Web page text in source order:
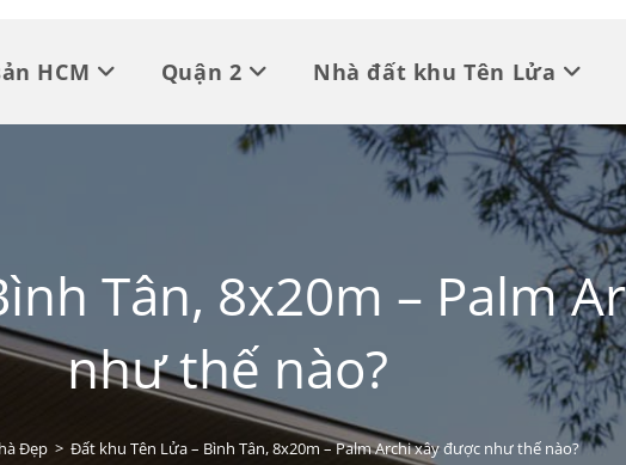
HCM Quận 2 Nhà đất khu Tên Lửa
Tân, 8x20m – Palm
như thế nào?
Đẹp > Đất khu Tên Lửa – Bình Tân, 8x20m – Palm Archi xây được như thế nào?